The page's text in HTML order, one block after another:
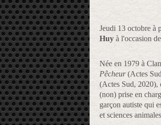
Jeudi 13 octobre à
Huy à l'occasion
Née en 1979 à
Pêcheur(Actes
(Actes Sud, 2020),
(non) prise en
garçon autiste qui
et sciences